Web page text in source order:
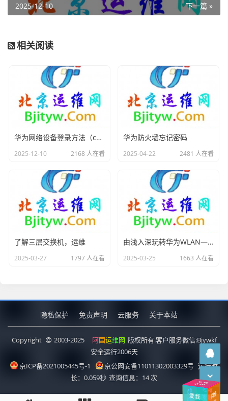
启等可能影响业务的操作。但前提是您必须记得 SSH/Tel
方法二：在 BootROM/BootLoad 下配置清除 Console
当您不记得 SSH/Telnet 账号密码时，就可以考虑使用这
种方法了。不过在操作前要注意，这种方法需要重启设
备，可能会导致业务中断，所以尽量选择在业务量较少的
时间段进行操作。
进入 BootROM/BootLoad 菜单
当交换机启动界面出现特定打印信息时，及时按下快捷键
“Ctrl+B” 或者 “Ctrl+E”（不同设备可能快捷键有所不
密码，则可以输入缺省密码进入 BootROM/BootLoad 主
菜单。不同厂家的交换机缺省密码。
下一篇 »
2025-12-10
相关阅读
华为网络设备登录方法（console、telnet、ssh，web）
2025-12-10 2168 人在看
华为防火墙忘记密码
2025-04-22 2481 人在看
了解三层交换机，运维
2025-03-27 1797 人在看
由浅入深玩转华为WLAN—STA黑白名单应用
2025-03-25 1663 人在看
隐私保护 免责声明 云服务 关于本站
Copyright 2003-2025 阿国运维网 版权所有.客户服务微信:Bjywkf
安全运行2006天
京ICP备2021005445号-1
京公网安备11011302003329号 运行时
长：0.059秒 查询信息：14 次
爱我 运
维
网络
桌面
运维
系
统运
维